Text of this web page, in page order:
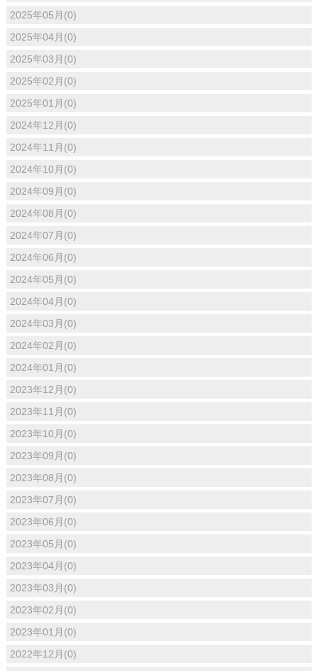
2025年05月(0)
2025年04月(0)
2025年03月(0)
2025年02月(0)
2025年01月(0)
2024年12月(0)
2024年11月(0)
2024年10月(0)
2024年09月(0)
2024年08月(0)
2024年07月(0)
2024年06月(0)
2024年05月(0)
2024年04月(0)
2024年03月(0)
2024年02月(0)
2024年01月(0)
2023年12月(0)
2023年11月(0)
2023年10月(0)
2023年09月(0)
2023年08月(0)
2023年07月(0)
2023年06月(0)
2023年05月(0)
2023年04月(0)
2023年03月(0)
2023年02月(0)
2023年01月(0)
2022年12月(0)